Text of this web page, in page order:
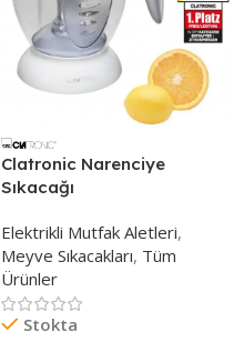
Clatronic Narenciye
Sıkacağı
Elektrikli Mutfak Aletleri,
Meyve Sıkacakları, Tüm
Ürünler
Stokta